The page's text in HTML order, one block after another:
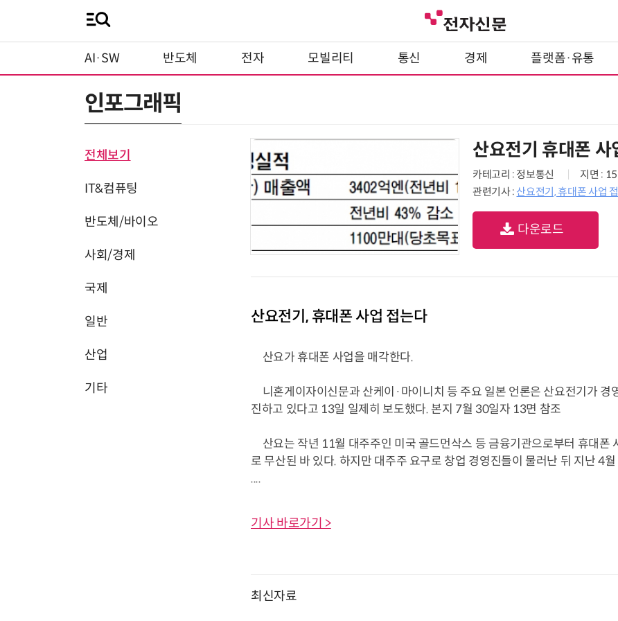
AI·SW 반도체 전자 모빌리티 통신 경제 플랫폼·유통
인포그래픽
전체보기
IT&컴퓨팅
반도체/바이오
사회/경제
국제
일반
산업
기타
산요전기 휴대폰 사
카테고리 : 정보통신 지면 :
관련기사 : 산요전기, 휴대폰 사업
다운로드
산요전기, 휴대폰 사업 접는다
산요가 휴대폰 사업을 매각한다.
니혼게이자이신문과 산케이·마이니치 등 주요 일본 언론은 산요전기가 경
진하고 있다고 13일 일제히 보도했다. 본지 7월 30일자 13면 참조
산요는 작년 11월 대주주인 미국 골드먼삭스 등 금융기관으로부터 휴대폰
로 무산된 바 있다. 하지만 대주주 요구로 창업 경영진들이 물러난 뒤 지난 4
....
기사 바로가기 >
최신자료